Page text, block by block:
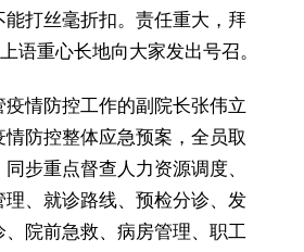
能打丝毫折扣。责任重大，拜
语重心长地向大家发出号召。
情防控工作的副院长张伟立
防控整体应急预案，全员取
步重点督查人力资源调度、
、就诊路线、预检分诊、发
院前急救、病房管理、职工